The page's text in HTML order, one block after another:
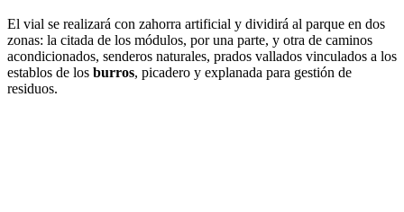
El vial se realizará con zahorra artificial y dividirá al parque en dos
zonas: la citada de los módulos, por una parte, y otra de caminos
acondicionados, senderos naturales, prados vallados vinculados a los
establos de los burros, picadero y explanada para gestión de
residuos.